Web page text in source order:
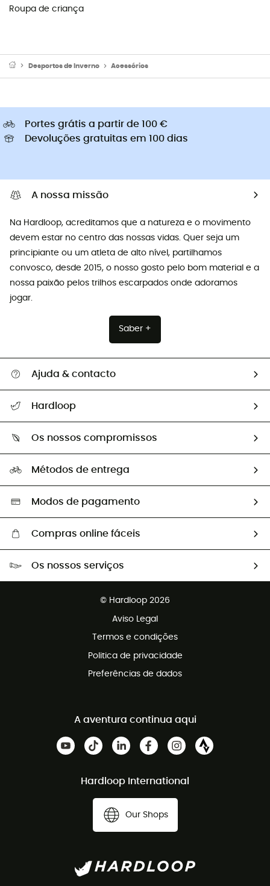
Roupa de criança
Desportos de Inverno Acessórios
Portes grátis a partir de 100 €
Devoluções gratuitas em 100 dias
A nossa missão
Na Hardloop, acreditamos que a natureza e o movimento
devem estar no centro das nossas vidas. Quer seja um
principiante ou um atleta de alto nível, partilhamos
convosco, desde 2015, o nosso gosto pelo bom material e a
nossa paixão pelos trilhos escarpados onde adoramos
jogar.
Saber +
Ajuda & contacto
Devoluções e reembolsos
Guia de tamanhos
Trocas & Devoluções
Hardloop
Os nossos embaixadores
Os nossos compromissos
Seleção eco-responsável
Métodos de entrega
Modos de pagamento
Compras online fáceis
Devoluções gratuitas em 100 dias
Os nossos serviços
© Hardloop 2026
Aviso Legal
Termos e condições
Politica de privacidade
Preferências de dados
A aventura continua aqui
Hardloop International
Our Shops